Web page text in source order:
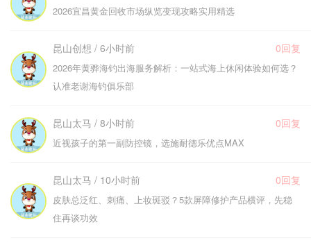
2026宜昌黄金回收市场纵览变现攻略实用精选
昆山创想 / 6小时前 0回复
2026年黄骅海钓出海服务解析：一站式海上休闲体验如何选？
认准老谢海钓俱乐部
昆山太马 / 8小时前 0回复
近视孩子的第一副防控镜，选施耐德乐优点MAX
昆山太马 / 10小时前 0回复
皮肤总泛红、刺痛、上妆斑驳？5款屏障修护产品横评，先稳
住再谈功效